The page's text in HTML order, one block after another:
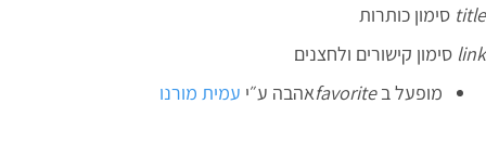
title סימון כותרות
link סימון קישורים ולחצנים
מופעל בfavoriteאהבה ע״י עמית מורנו